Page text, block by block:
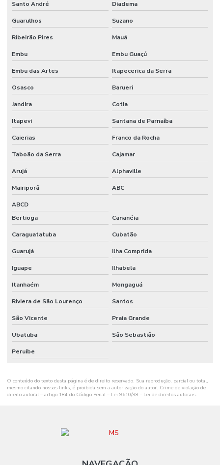
Fornecedores De Etiquetas Bopp Adesiva No Paraná
Fornecedores De Etiquetas Para Móveis Rs
Fornecedores De Etiquetas Removíveis
Fornecedores De Etiquetas Tag Para Roupas
Fornecedores De Etiquetas Térmicas Adesivas No Paraná
Fornecedores De Ribbon Cera Sul
Onde Comprar Etiquetas Couche Paraná
Onde Comprar Etiquetas Para Roupas Em Paraná
Onde Comprar Etiquetas Térmicas Adesivas No Sul
Onde Comprar Ribbon Cera 1 Polegada
Onde Comprar Ribbon Cera 110x74 No Paraná
Onde Comprar Ribbon Cera No Sul
Onde Comprar Ribbon Misto Paraná
Preço De Etiqueta De Gondola Branca Ou Amarela
Ribbon Cera 110mm
Ribbon Cera 110mm Distribuidor Em Mg
Ribbon Cera 110mm Para Impressão
Ribbon Cera 110mm X 74m Tubete 1 2 Polegada
Santo André Diadema
Guarulhos Suzano
Ribeirão Pires Mauá
Embu Embu Guaçú
Embu das Artes Itapecerica da Serra
Osasco Barueri
Jandira Cotia
Itapevi Santana de Parnaíba
Caierias Franco da Rocha
Taboão da Serra Cajamar
Arujá Alphaville
Mairiporã ABC
ABCD
Bertioga
Cananéia
Caraguatatuba Cubatão
Guarujá Ilha Comprida
Iguape Ilhabela
Itanhaém Mongaguá
Riviera de São Lourenço Santos
São Vicente Praia Grande
Ubatuba São Sebastião
Peruíbe
O conteúdo do texto desta página é de direito reservado. Sua reprodução, parcial ou total,
mesmo citando nossos links, é proibida sem a autorização do autor. Crime de violação de
direito autoral – artigo 184 do Código Penal – Lei 9610/98 - Lei de direitos autorais.